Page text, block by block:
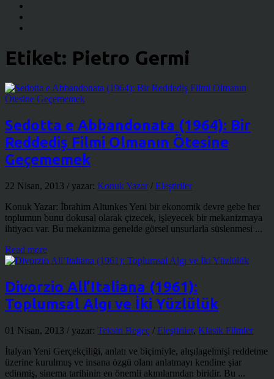
Etiket: Pietro Germi
Sedotta e Abbandonata (1964): Bir
Reddediş Filmi Olmanın Ötesine
Geçememek
22 Nisan, 2013 / yazar: Konuk Yazar/ Eleştiriler
Konuk Yazar: İbrahim Altunkes Yeni bir ekonomik devre gebe her
toplumun bunu dokusal olarak çizecek, işleyecek bir mekanizmaya
ihtiyacı var. Bu mekanizma genelde görsel unsurlarla süslenmesi ...
Read more
Divorzio All’Italiana (1961):
Toplumsal Algı ve İki Yüzlülük
01 Nisan, 2013 / yazar: Teksin Begeç / Eleştiriler, Klasik Filmler
İtalyan Yeni Gerçekçiliği, anlatı ve biçimiyle, alışılagelmişi reddetme
üzerine kurulmuş ve insana özgü olanı anlatmayı kendine şiar
edinmiş, sinema tarihinin en önemli akımlarından biridir. Bu ...